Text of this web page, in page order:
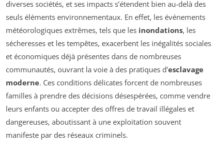
diverses sociétés, et ses impacts s’étendent bien au-delà des
seuls éléments environnementaux. En effet, les événements
météorologiques extrêmes, tels que les inondations, les
sécheresses et les tempêtes, exacerbent les inégalités sociales
et économiques déjà présentes dans de nombreuses
communautés, ouvrant la voie à des pratiques d’esclavage
moderne. Ces conditions délicates forcent de nombreuses
familles à prendre des décisions désespérées, comme vendre
leurs enfants ou accepter des offres de travail illégales et
dangereuses, aboutissant à une exploitation souvent
manifeste par des réseaux criminels.